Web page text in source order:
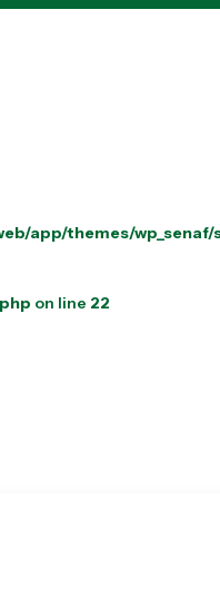
app/themes/wp_senaf/
on line 22